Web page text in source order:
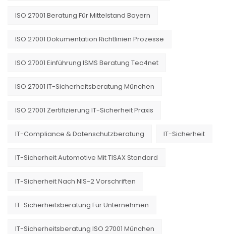
ISO 27001 Beratung Für Mittelstand Bayern
ISO 27001 Dokumentation Richtlinien Prozesse
ISO 27001 Einführung ISMS Beratung Tec4net
ISO 27001 IT-Sicherheitsberatung München
ISO 27001 Zertifizierung IT-Sicherheit Praxis
IT-Compliance & Datenschutzberatung IT-Sicherheit
IT-Sicherheit Automotive Mit TISAX Standard
IT-Sicherheit Nach NIS-2 Vorschriften
IT-Sicherheitsberatung Für Unternehmen
IT-Sicherheitsberatung ISO 27001 München